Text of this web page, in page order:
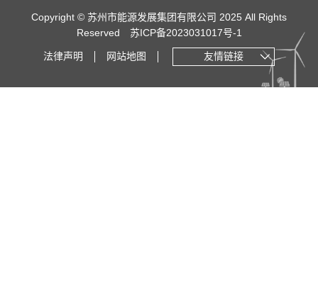
Copyright © 苏州市能源发展集团有限公司 2025 All Rights
Reserved 苏ICP备2023031017号-1
法律声明 网站地图 友情链接